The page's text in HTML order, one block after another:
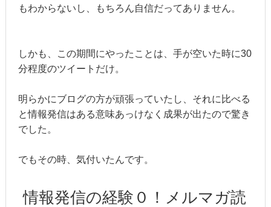
もわからないし、もちろん自信だってありません。
しかも、この期間にやったことは、手が空いた時に30
分程度のツイートだけ。
明らかにブログの方が頑張っていたし、それに比べる
と情報発信はある意味あっけなく成果が出たので驚き
でした。
でもその時、気付いたんです。
情報発信の経験０！メルマガ読